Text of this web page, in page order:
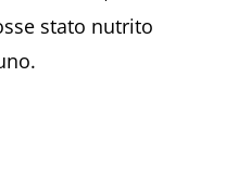
stato nutrito